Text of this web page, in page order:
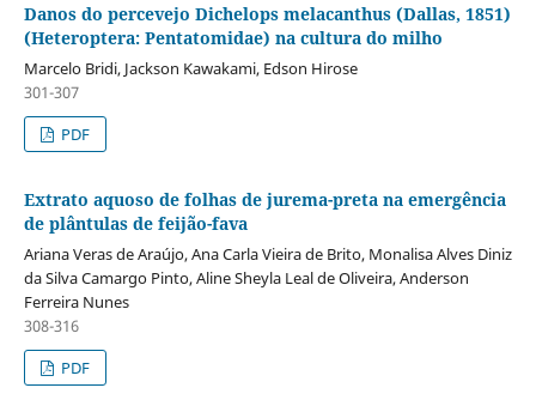
Danos do percevejo Dichelops melacanthus (Dallas, 1851)
(Heteroptera: Pentatomidae) na cultura do milho
Marcelo Bridi, Jackson Kawakami, Edson Hirose
301-307
PDF
Extrato aquoso de folhas de jurema-preta na emergência
de plântulas de feijão-fava
Ariana Veras de Araújo, Ana Carla Vieira de Brito, Monalisa Alves Diniz
da Silva Camargo Pinto, Aline Sheyla Leal de Oliveira, Anderson
Ferreira Nunes
308-316
PDF